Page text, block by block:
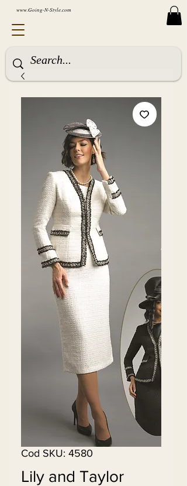
www.Going-N-Style.com
Cod SKU: 4580
Lily and Taylor